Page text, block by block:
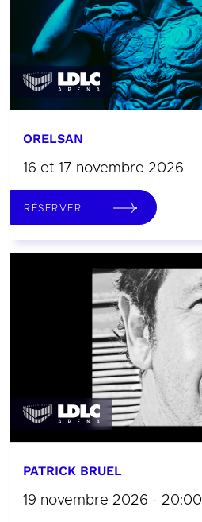
ORELSAN
16 et 17 novembre 2026
RÉSERVER
PATRICK BRUEL
19 novembre 2026 - 20:00